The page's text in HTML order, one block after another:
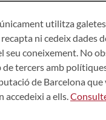
utilitza
ni cedeix dades
seu coneixement. No
de tercers amb
de Barcelona
accedeixi a ells.